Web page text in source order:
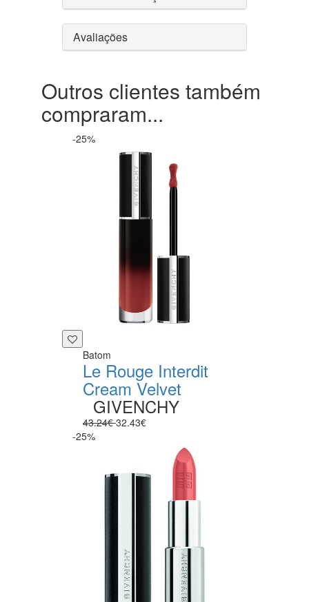
Avaliações
Outros clientes também
compraram...
-25%
Batom
Le Rouge Interdit
Cream Velvet
GIVENCHY
43.24€32.43€
-25%